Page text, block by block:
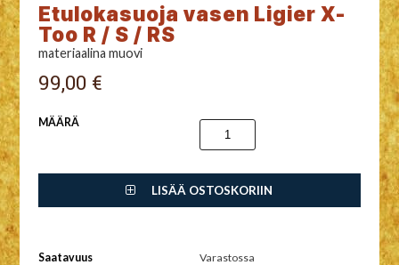
Etulokasuoja vasen Ligier X-
Too R / S / RS
materiaalina muovi
99,00 €
MÄÄRÄ
LISÄÄ OSTOSKORIIN
Saatavuus Varastossa